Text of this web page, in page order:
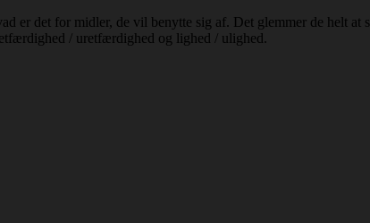
det for midler, de vil benytte sig af. Det glemmer de helt at
/ uretfærdighed og lighed / ulighed.